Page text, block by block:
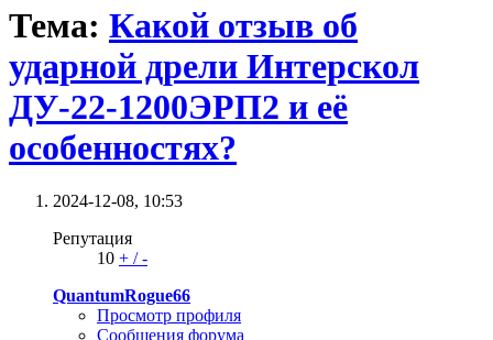
Тема: Какой отзыв об
ударной дрели Интерскол
ДУ-22-1200ЭРП2 и её
особенностях?
2024-12-08, 10:53
Репутация
10 + /-
QuantumRogue66
Просмотр профиля
Сообщения форума